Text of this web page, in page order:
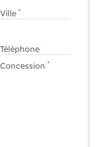
Ville*
Téléphone
Concession*